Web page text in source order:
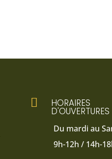
 HORAIRES
D'OUVERTURES
Du mardi au
9h-12h / 14h-